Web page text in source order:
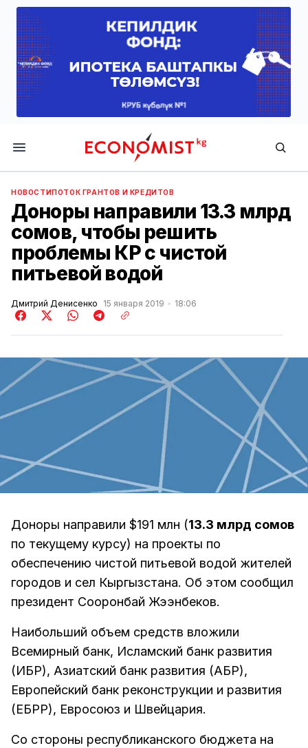
Economist.kg
НОВОСТИПОТОК ГРАНТОВ И КРЕДИТОВ
Доноры направили 13.3 млрд
сомов, чтобы решить
проблемы КР с чистой
питьевой водой
Дмитрий Денисенко 15 января 2019 18:06
Доноры направили $191 млн (13.3 млрд сомов
по текущему курсу) на проекты по
обеспечению чистой питьевой водой жителей
городов и сел Кыргызстана. Об этом сообщил
президент Сооронбай Жээнбеков.
Наибольший объем средств вложили
Всемирный банк, Исламский банк развития
(ИБР), Азиатский банк развития (АБР),
Европейский банк реконструкции и развития
(ЕБРР), Евросоюз и Швейцария.
Со стороны республиканского бюджета на